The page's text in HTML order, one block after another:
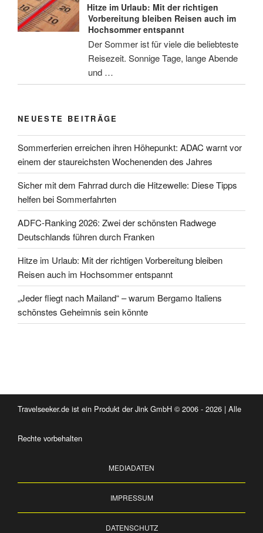
Hitze im Urlaub: Mit der richtigen
Vorbereitung bleiben Reisen auch im
Hochsommer entspannt
Der Sommer ist für viele die beliebteste
Reisezeit. Sonnige Tage, lange Abende
und …
NEUESTE BEITRÄGE
Sommerferien erreichen ihren Höhepunkt: ADAC warnt vor
einem der staureichsten Wochenenden des Jahres
Sicher mit dem Fahrrad durch die Hitzewelle: Diese Tipps
helfen bei Sommerfahrten
ADFC-Ranking 2026: Zwei der schönsten Radwege
Deutschlands führen durch Franken
Hitze im Urlaub: Mit der richtigen Vorbereitung bleiben
Reisen auch im Hochsommer entspannt
„Jeder fliegt nach Mailand“ – warum Bergamo Italiens
schönstes Geheimnis sein könnte
Travelseeker.de ist ein Produkt der Jink GmbH © 2006 - 2026 | Alle
Rechte vorbehalten
MEDIADATEN
IMPRESSUM
DATENSCHUTZ